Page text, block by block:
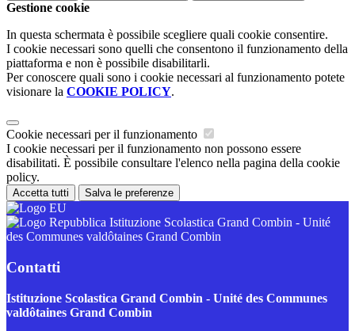
Gestione cookie
In questa schermata è possibile scegliere quali cookie consentire.
I cookie necessari sono quelli che consentono il funzionamento della
piattaforma e non è possibile disabilitarli.
Per conoscere quali sono i cookie necessari al funzionamento potete
visionare la COOKIE POLICY.
Cookie necessari per il funzionamento
I cookie necessari per il funzionamento non possono essere
disabilitati. È possibile consultare l'elenco nella pagina della cookie
policy.
Accetta tutti Salva le preferenze
Istituzione Scolastica Grand Combin - Unité
des Communes valdôtaines Grand Combin
Contatti
Istituzione Scolastica Grand Combin - Unité des Communes
valdôtaines Grand Combin